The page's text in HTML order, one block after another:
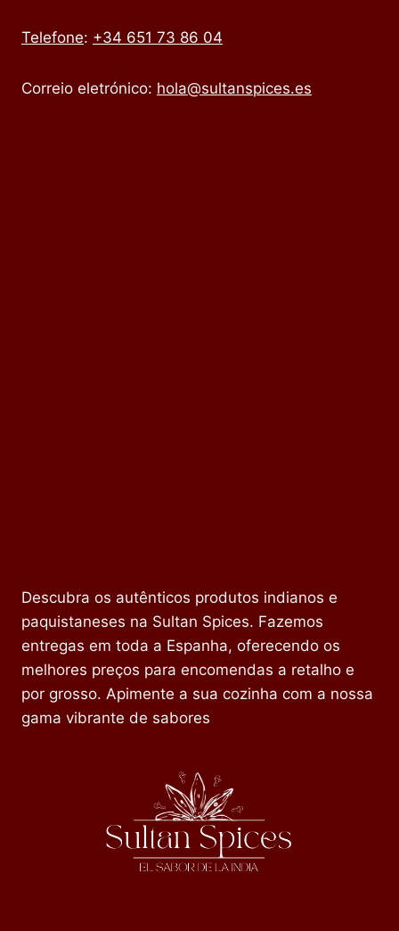
Telefone: +34 651 73 86 04
Correio eletrónico: hola@sultanspices.es
Descubra os autênticos produtos indianos e
paquistaneses na Sultan Spices. Fazemos
entregas em toda a Espanha, oferecendo os
melhores preços para encomendas a retalho e
por grosso. Apimente a sua cozinha com a nossa
gama vibrante de sabores